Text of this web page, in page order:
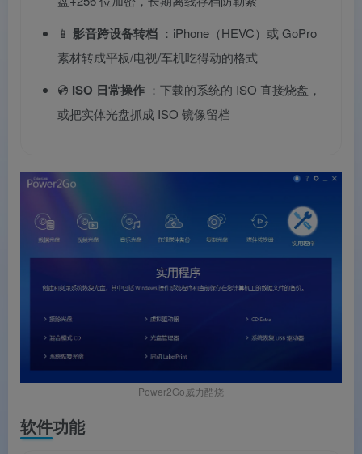
📱 影音跨设备转档 ：iPhone（HEVC）或 GoPro
素材转成平板/电视/车机吃得动的格式
💿 ISO 日常操作 ：下载的系统的 ISO 直接烧盘，
或把实体光盘抓成 ISO 镜像留档
Power2Go威力酷烧
软件功能